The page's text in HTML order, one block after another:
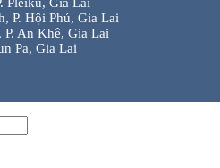
Pleiku, Gia Lai
P. Hội Phú, Gia Lai
P. An Khê, Gia Lai
Pa, Gia Lai